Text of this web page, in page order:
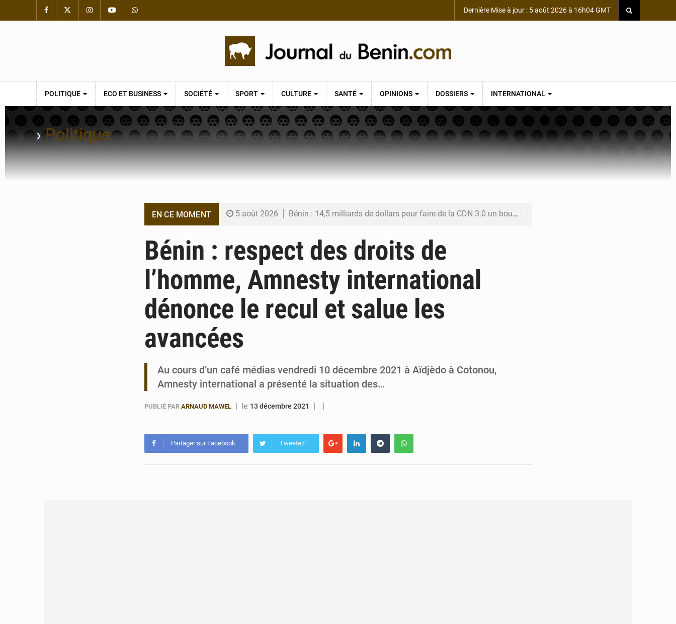
Dernière Mise à jour : 5 août 2026 à 16h04 GMT
POLITIQUE ECO ET BUSINESS SOCIÉTÉ SPORT CULTURE SANTÉ OPINIONS DOSSIERS INTERNATIONAL
›Politique
EN CE MOMENT 5 août 2026 Bénin : 14,5 milliards de dollars pour faire de la CDN 3.0 un bouclier économique
4 août 2026 FÉBÉBOXE : la gouvernance, premier combat de la mandature 2026-2030
3 août 2026 Valse des entraîneurs en Première Division béninoise
3 août 2026 Noyade tragique à Kalalé : 2 enfants perdent la vie à Gawézi
Bénin : respect des droits de
l’homme, Amnesty international
dénonce le recul et salue les
avancées
Au cours d’un café médias vendredi 10 décembre 2021 à Aïdjèdo à Cotonou,
Amnesty international a présenté la situation des…
PUBLIÉ PAR ARNAUD MAWEL le: 13 décembre 2021
Partager sur Facebook Tweetez!